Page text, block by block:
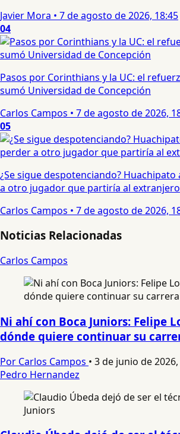
Javier Mora • 7 de agosto de 2026, 18:45
04
Pasos por Corinthians y la UC: el
sumó Universidad de Concepción
Carlos Campos • 7 de agosto de 2026,
05
¿Se sigue despotenciando?
a otro jugador que partiría al extranjero
Carlos Campos • 7 de agosto de 2026,
Noticias Relacionadas
Carlos Campos
Ni ahí con Boca Juniors: Felipe
dónde quiere continuar su
Por Carlos Campos • 3 de junio de 2026,
Pedro Hernandez